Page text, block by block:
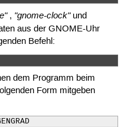
, "gnome-clock"und
aus der GNOME-Uhr
Befehl:
dem Programm beim
Form mitgeben